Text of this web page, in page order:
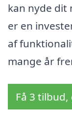
kan nyde dit
er en
af
mange år
Få 3